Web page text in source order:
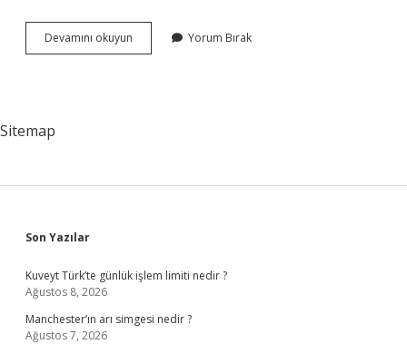
Devamını okuyun Havalandırma
Menfez
Yorum Bırak
Sitemap
Sidebar
Son Yazılar
Kuveyt Türk’te günlük işlem limiti nedir ?
Ağustos 8, 2026
Manchester’ın arı simgesi nedir ?
Ağustos 7, 2026